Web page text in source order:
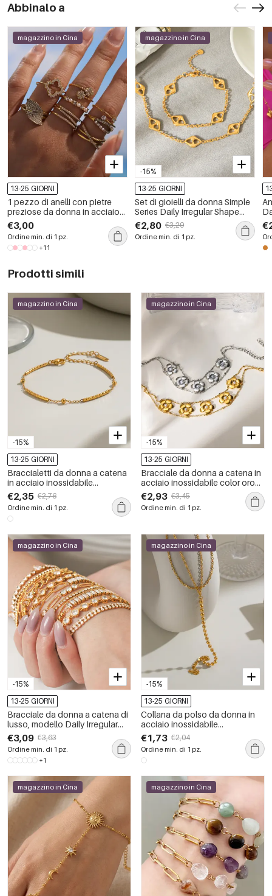
Abbinalo a
magazzino in Cina
13-25 GIORNI
1 pezzo di anelli con pietre
preziose da donna in acciaio
inossidabile di forma irregolare,
impermeabili, color oro
€3,00
Ordine min. di 1 pz.
+11
-15%
magazzino in Cina
13-25 GIORNI
Set di gioielli da donna Simple
Series Daily Irregular Shape
Chain Infinity in acciaio
inossidabile impermeabile
color oro
€2,80 €3,29
Ordine min. di 1 pz.
Prodotti simili
-15%
magazzino in Cina
13-25 GIORNI
Braccialetti da donna a catena
in acciaio inossidabile
impermeabile color oro Lines
€2,35 €2,76
Ordine min. di 1 pz.
-15%
magazzino in Cina
13-25 GIORNI
Bracciale da donna a catena in
acciaio inossidabile color oro
impermeabile con motivo
floreale
€2,93 €3,45
Ordine min. di 1 pz.
-15%
magazzino in Cina
13-25 GIORNI
Bracciale da donna a catena di
lusso, modello Daily Irregular
Shape, in acciaio inossidabile,
impermeabile, color oro, con
zirconi.
€3,09 €3,63
Ordine min. di 1 pz.
+1
-15%
magazzino in Cina
13-25 GIORNI
Collana da polso da donna in
acciaio inossidabile
impermeabile color oro con
perline.
€1,73 €2,04
Ordine min. di 1 pz.
magazzino in Cina magazzino in Cina